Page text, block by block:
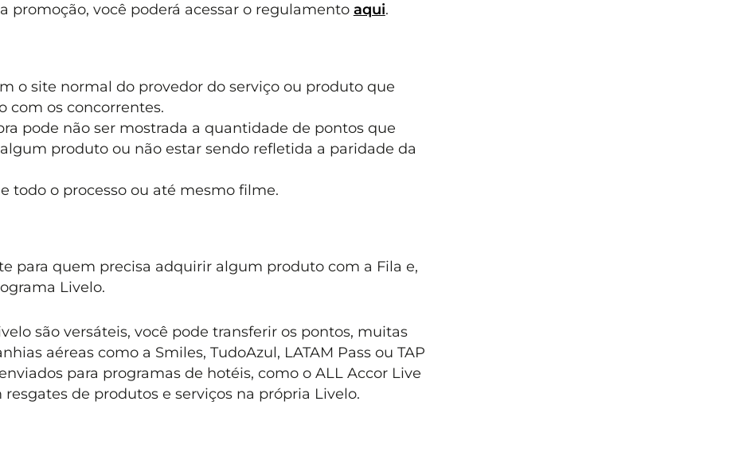
promoção, você poderá acessar o regulamento aqui.
o site normal do provedor do serviço ou produto que
com os concorrentes.
pode não ser mostrada a quantidade de pontos que
produto ou não estar sendo refletida a paridade da
todo o processo ou até mesmo filme.
para quem precisa adquirir algum produto com a Fila e,
Livelo.
são versáteis, você pode transferir os pontos, muitas
aéreas como a Smiles, TudoAzul, LATAM Pass ou TAP
para programas de hotéis, como o ALL Accor Live
de produtos e serviços na própria Livelo.